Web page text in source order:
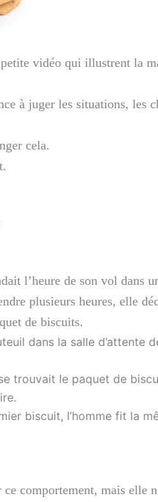
vidéo qui illustrent la
à juger les situations, les
cela.
l’heure de son vol dans
plusieurs heures, elle
de biscuits.
dans la salle d’attente
trouvait le paquet de
biscuit, l’homme fit la
comportement, mais elle